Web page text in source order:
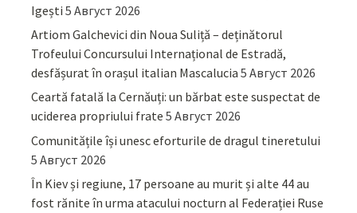
Igești 5 Август 2026
Artiom Galchevici din Noua Suliță – deținătorul
Trofeului Concursului Internațional de Estradă,
desfășurat în orașul italian Mascalucia 5 Август 2026
Ceartă fatală la Cernăuți: un bărbat este suspectat de
uciderea propriului frate 5 Август 2026
Comunitățile își unesc eforturile de dragul tineretului
5 Август 2026
În Kiev și regiune, 17 persoane au murit și alte 44 au
fost rănite în urma atacului nocturn al Federației Ruse